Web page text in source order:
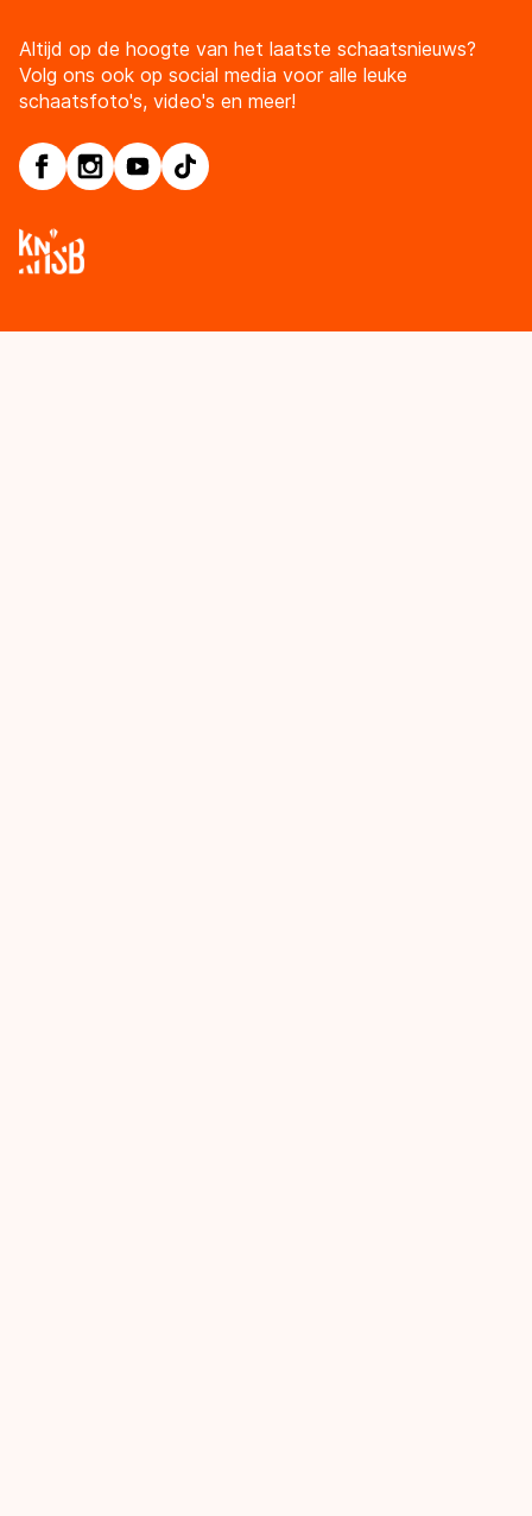
Altijd op de hoogte van het laatste schaatsnieuws?
Volg ons ook op social media voor alle leuke
schaatsfoto's, video's en meer!